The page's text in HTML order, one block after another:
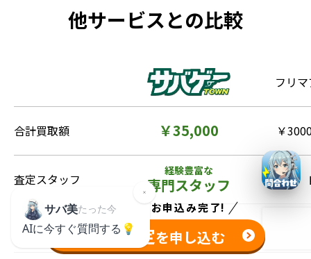
他サービスとの比較
フリ
合計買取額 ￥35,000 ￥
査定スタッフ
経験豊富な
専門スタッフ
送料 無料 大きい品物が
たった でお申込み完了!
無料査定を申し込む